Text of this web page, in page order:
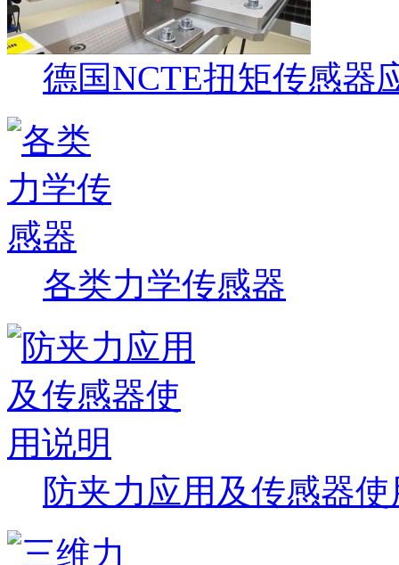
德国NCTE扭矩传感器
各类力学传感器
防夹力应用及传感器